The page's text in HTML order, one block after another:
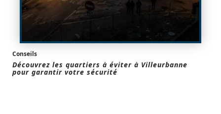
Conseils
Découvrez les quartiers à éviter à Villeurbanne
pour garantir votre sécurité